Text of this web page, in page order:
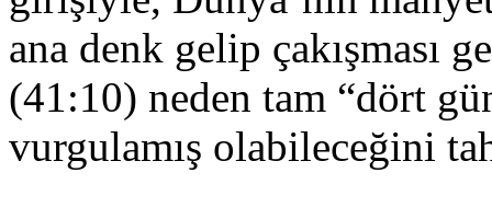
ana denk gelip çakışması
(41:10) neden tam “dört
vurgulamış olabileceğini